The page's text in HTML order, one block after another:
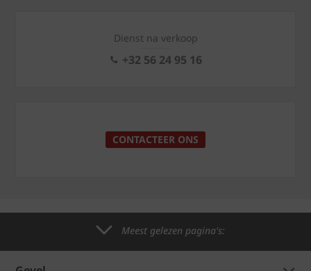
Dienst na verkoop
+32 56 24 95 16
CONTACTEER ONS
Meest gelezen pagina's: